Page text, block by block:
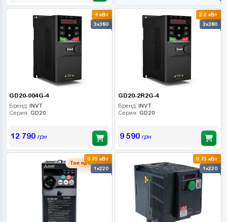
4 кВт
3x380
GD20-004G-4
Бренд: INVT
Серия: GD20
12 790грн
2.2 кВт
3x380
GD20-2R2G-4
Бренд: INVT
Серия: GD20
9 590грн
0.75 кВт
1x220
Топ продаж
0.75 кВт
1x220